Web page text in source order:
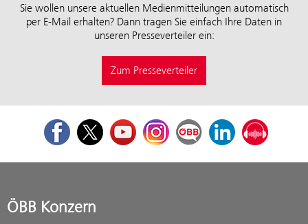
Sie wollen unsere aktuellen Medienmitteilungen automatisch
per E-Mail erhalten? Dann tragen Sie einfach Ihre Daten in
unseren Presseverteiler ein:
Zum Presseverteiler
FacebookTwitterYoutubeInstagramÖBB Corporate Blog
LinkedInPodcast
ÖBB Konzern